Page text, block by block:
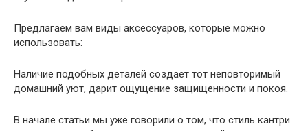
Предлагаем вам виды аксессуаров, которые можно
использовать:
Наличие подобных деталей создает тот неповторимый
домашний уют, дарит ощущение защищенности и покоя.
В начале статьи мы уже говорили о том, что стиль кантри